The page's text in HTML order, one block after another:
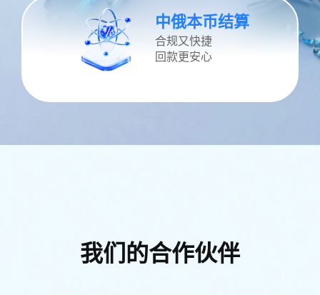
从询盘、签约到物流、结算一站式完
成，履约自动推进、全程可追踪，减
少流程延误。
综合成本优化
应，高效解决跨境沟通，售后服务等
问题。
中俄本币结算
合规又快捷
回款更安心
我们的合作伙伴